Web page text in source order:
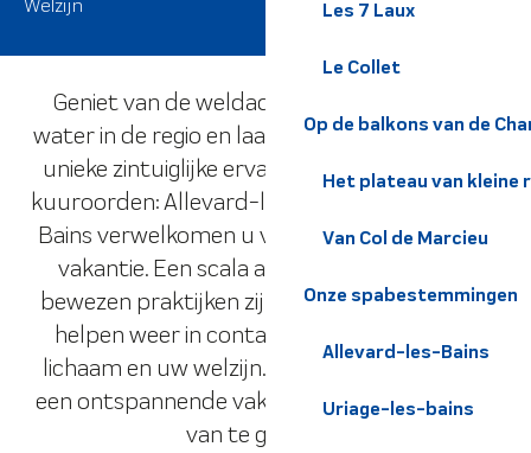
Les 7 Laux
Le Collet
Op de balkons van de
Het plateau van kleine
Van Col de Marcieu
Onze spabestemmingen
Allevard-les-Bains
Uriage-les-bains
Welzijn
Geniet van de weldaden van het thermale
water in de regio en laat je omhullen door een
unieke zintuiglijke ervaring. Gerenommeerde
kuuroorden: Allevard-les-Bains en Uriage-les-
Bains verwelkomen u voor een verkwikkende
vakantie. Een scala aan behandelingen en
bewezen praktijken zijn beschikbaar om u te
helpen weer in contact te komen met uw
lichaam en uw welzijn. Belledonne belooft u
een ontspannende vakantie om zonder mate
van te genieten.